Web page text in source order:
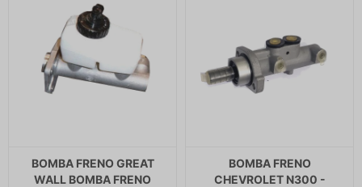
BOMBA FRENO GREAT
WALL BOMBA FRENO
BOMBA FRENO
CHEVROLET N300 -